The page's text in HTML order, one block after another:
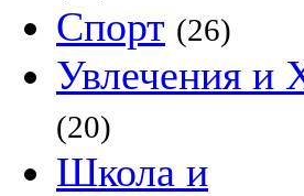
Спорт (26)
Увлечения и
(20)
Школа и